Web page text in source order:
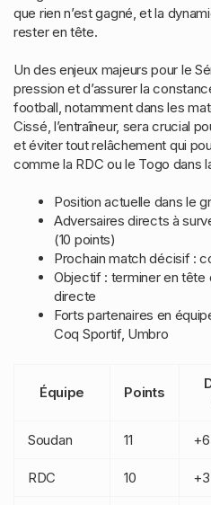
que rien n’est gagné, et la
rester en tête.
Un des enjeux majeurs pour le
pression et d’assurer la
football, notamment dans les
Cissé, l’entraîneur, sera crucial
et éviter tout relâchement qui
comme la RDC ou le Togo dans
Position actuelle dans le
Adversaires directs à
(10 points)
Prochain match décisif :
Objectif : terminer en tête
directe
Forts partenaires en
Coq Sportif, Umbro
Équipe Points
Soudan 11 +6
RDC 10 +3